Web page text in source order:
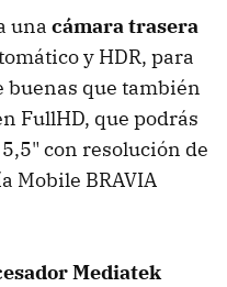
una cámara trasera
y HDR, para
buenas que también
FullHD, que podrás
con resolución de
Mobile BRAVIA
Mediatek